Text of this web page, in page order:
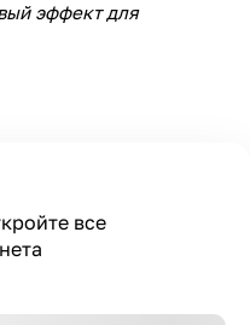
эффект для
все